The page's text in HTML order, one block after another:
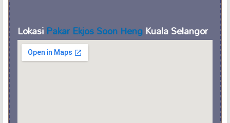
LokasiPakar Ekjos Soon HengKuala Selangor